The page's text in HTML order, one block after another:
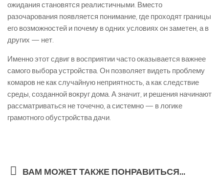
ожидания становятся реалистичными. Вместо
разочарования появляется понимание, где проходят границы
его возможностей и почему в одних условиях он заметен, а в
других — нет.
Именно этот сдвиг в восприятии часто оказывается важнее
самого выбора устройства. Он позволяет видеть проблему
комаров не как случайную неприятность, а как следствие
среды, созданной вокруг дома. А значит, и решения начинают
рассматриваться не точечно, а системно — в логике
грамотного обустройства дачи.
ВАМ МОЖЕТ ТАКЖЕ ПОНРАВИТЬСЯ...